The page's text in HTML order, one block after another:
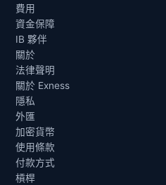
費用
資金保障
IB 夥伴
關於
法律聲明
關於 Exness
隱私
外匯
加密貨幣
使用條款
付款方式
槓桿